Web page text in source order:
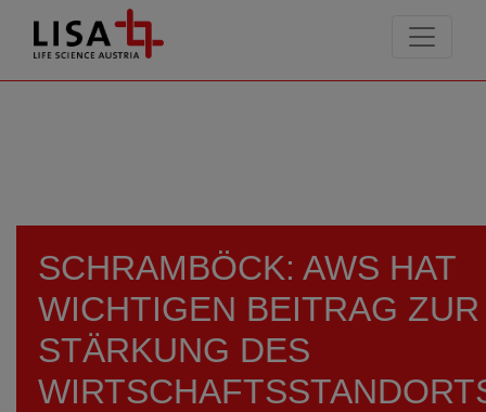
SCHRAMBÖCK: AWS HAT
WICHTIGEN BEITRAG ZUR
STÄRKUNG DES